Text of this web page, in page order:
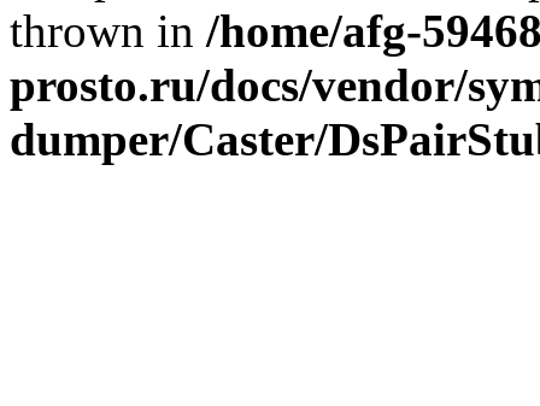
thrown in /home/afg-
prosto.ru/docs/vendor/
dumper/Caster/